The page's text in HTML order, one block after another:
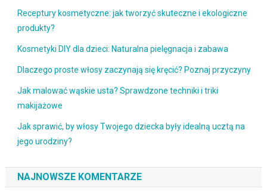
Receptury kosmetyczne: jak tworzyć skuteczne i ekologiczne
produkty?
Kosmetyki DIY dla dzieci: Naturalna pielęgnacja i zabawa
Dlaczego proste włosy zaczynają się kręcić? Poznaj przyczyny
Jak malować wąskie usta? Sprawdzone techniki i triki
makijażowe
Jak sprawić, by włosy Twojego dziecka były idealną ucztą na
jego urodziny?
NAJNOWSZE KOMENTARZE